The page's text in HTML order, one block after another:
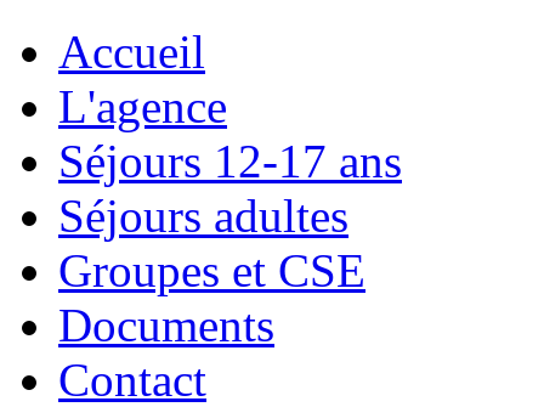
Accueil
L'agence
Séjours 12-17 ans
Séjours adultes
Groupes et CSE
Documents
Contact